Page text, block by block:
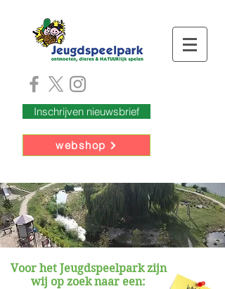
Inschrijven nieuwsbrief
webshop
Voor het Jeugdspeelpark zijn
wij op zoek naar een: